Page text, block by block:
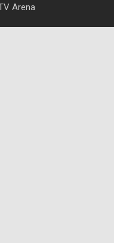
Arena